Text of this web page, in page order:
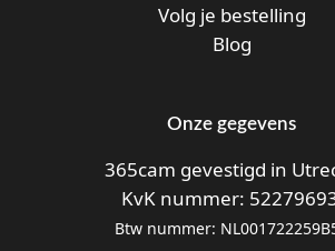
Volg je bestelling
Blog
Onze gegevens
365cam gevestigd in
KvK nummer:
Btw nummer: